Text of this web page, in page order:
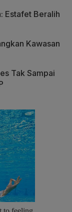
Estafet Beralih
Kawasan
Tak Sampai